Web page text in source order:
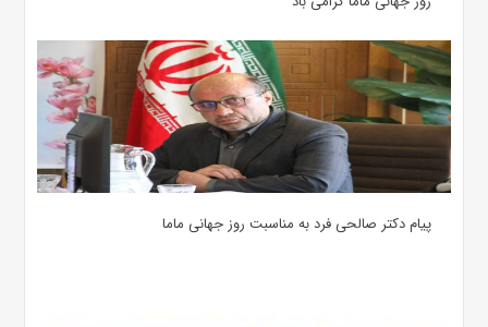
پیام دکتر صالحی فرد به مناسبت روز جهانی ماما